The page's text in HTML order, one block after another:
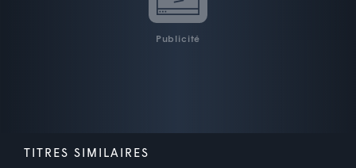
Publicité
TITRES SIMILAIRES